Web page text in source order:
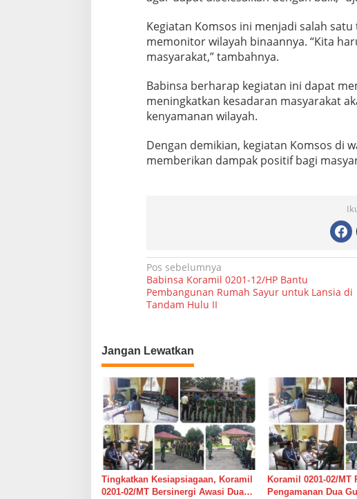
a
r
g
a
Kegiatan Komsos ini menjadi salah
memonitor wilayah binaannya. “Kita
masyarakat,” tambahnya.
Babinsa berharap kegiatan ini dapat
meningkatkan kesadaran masyarakat
kenyamanan wilayah.
Dengan demikian, kegiatan Komsos di
memberikan dampak positif bagi
N
a
v
g
a
s
i
p
o
s
Pos sebelumnya
Babinsa Koramil 0201-12/HP Bantu
Pembangunan Rumah Sayur untuk Lansia di
Tandam Hulu II
Jangan Lewatkan
Tingkatkan Kesiapsiagaan, Koramil
0201-02/MT Bersinergi Awasi Dua
Koramil 0201-02/MT
Pengamanan Dua